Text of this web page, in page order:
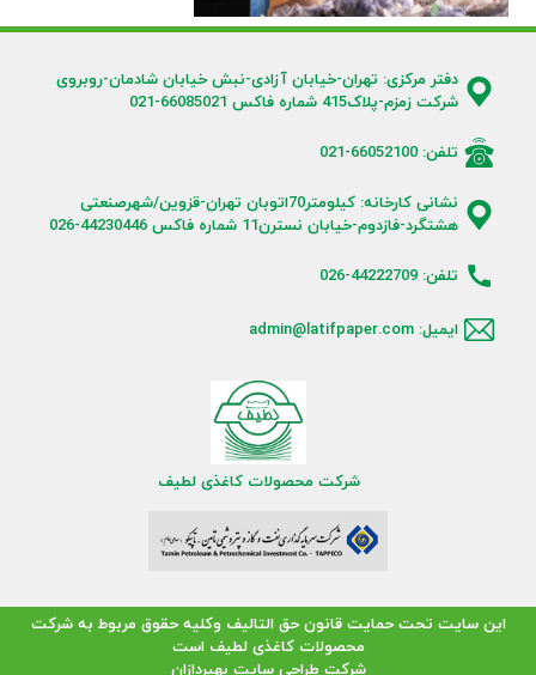
دفتر مرکزی: تهران-خیابان آزادی-نبش خیابان شادمان-روبروی
شرکت زمزم-پلاک415 شماره فاکس 66085021-021
تلفن: 66052100-021
نشانی کارخانه: کیلومتر70اتوبان تهران-قزوین/شهرصنعتی
هشتگرد-فازدوم-خیابان نسترن11 شماره فاکس 44230446-026
تلفن: 44222709-026
ایمیل: admin@latifpaper.com
شرکت محصولات کاغذی لطیف
این سایت تحت حمایت قانون حق التالیف وکلیه حقوق مربوط به شرکت
محصولات کاغذی لطیف است
شرکت طراحی سایت بهپردازان